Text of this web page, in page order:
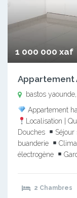
1 000 000 xaf
Appartement
bastos yaounde,
Appartement
Localisation |
Douches
Séjour
buanderie
électrogène
2 Chambres